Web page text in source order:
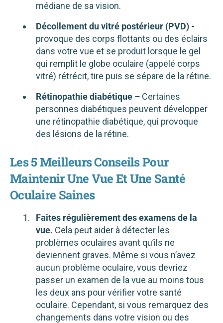
médiane de sa vision.
Décollement du vitré postérieur (PVD) -
provoque des corps flottants ou des éclairs
dans votre vue et se produit lorsque le gel
qui remplit le globe oculaire (appelé corps
vitré) rétrécit, tire puis se sépare de la rétine.
Rétinopathie diabétique – Certaines
personnes diabétiques peuvent développer
une rétinopathie diabétique, qui provoque
des lésions de la rétine.
Les 5 Meilleurs Conseils Pour
Maintenir Une Vue Et Une Santé
Oculaire Saines
Faites régulièrement des examens de la
vue. Cela peut aider à détecter les
problèmes oculaires avant qu’ils ne
deviennent graves. Même si vous n’avez
aucun problème oculaire, vous devriez
passer un examen de la vue au moins tous
les deux ans pour vérifier votre santé
oculaire. Cependant, si vous remarquez des
changements dans votre vision ou des